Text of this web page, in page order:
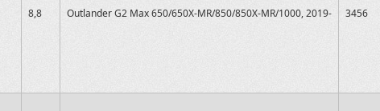
8,8 Outlander G2 Max 650/650X-MR/850/850X-MR/1000, 2019- 3456